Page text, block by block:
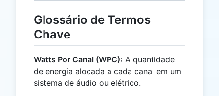
Glossário de Termos
Chave
Watts Por Canal (WPC): A quantidade
de energia alocada a cada canal em um
sistema de áudio ou elétrico.